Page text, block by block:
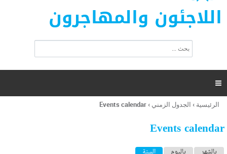
اللاجئون والمهاجرون
ت
ر
ل
ح
ب

أنت
هنا
الرئيسية › الجدول الزمني ›
Events calendar
Events calendar